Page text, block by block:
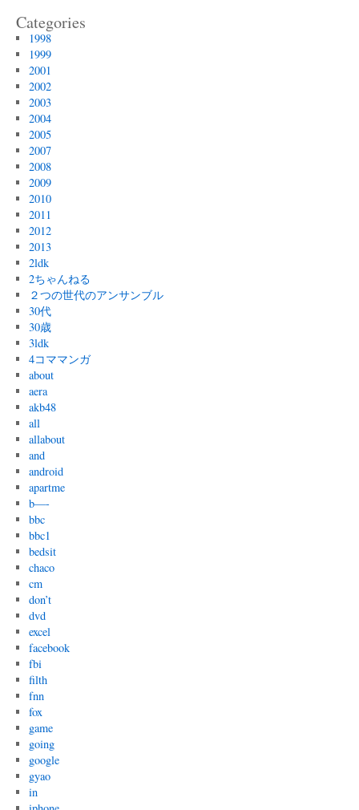
Categories
1998
1999
2001
2002
2003
2004
2005
2007
2008
2009
2010
2011
2012
2013
2ldk
2ちゃんねる
２つの世代のアンサンブル
30代
30歳
3ldk
4コママンガ
about
aera
akb48
all
allabout
and
android
apartme
b—-
bbc
bbc1
bedsit
chaco
cm
don’t
dvd
excel
facebook
fbi
filth
fnn
fox
game
going
google
gyao
in